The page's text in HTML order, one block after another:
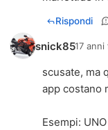
Rispondi
snick8517 anni
scusate, ma
app costano
Esempi: